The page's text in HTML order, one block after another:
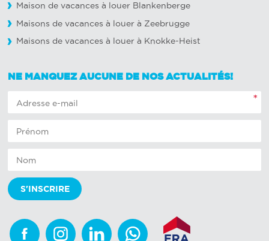
Maison de vacances à louer Blankenberge
Maisons de vacances à louer à Zeebrugge
Maisons de vacances à louer à Knokke-Heist
NE MANQUEZ AUCUNE DE NOS ACTUALITÉS!
*